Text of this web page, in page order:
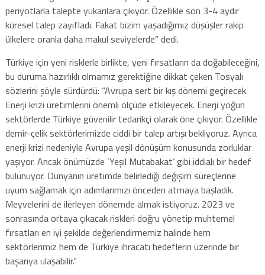
periyotlarla talepte yukarılara çıkıyor. Özellikle son 3-4 aydır
küresel talep zayıfladı. Fakat bizim yaşadığımız düşüşler rakip
ülkelere oranla daha makul seviyelerde” dedi.
Türkiye için yeni risklerle birlikte, yeni fırsatların da doğabileceğini,
bu duruma hazırlıklı olmamız gerektiğine dikkat çeken Tosyalı
sözlerini şöyle sürdürdü: “Avrupa sert bir kış dönemi geçirecek.
Enerji krizi üretimlerini önemli ölçüde etkileyecek. Enerji yoğun
sektörlerde Türkiye güvenilir tedarikçi olarak öne çıkıyor. Özellikle
demir-çelik sektörlerimizde ciddi bir talep artışı bekliyoruz. Ayrıca
enerji krizi nedeniyle Avrupa yeşil dönüşüm konusunda zorluklar
yaşıyor. Ancak önümüzde ‘Yeşil Mutabakat’ gibi iddialı bir hedef
bulunuyor. Dünyanın üretimde belirlediği değişim süreçlerine
uyum sağlamak için adımlarımızı önceden atmaya başladık.
Meyvelerini de ilerleyen dönemde almak istiyoruz. 2023 ve
sonrasında ortaya çıkacak riskleri doğru yönetip muhtemel
fırsatları en iyi şekilde değerlendirmemiz halinde hem
sektörlerimiz hem de Türkiye ihracatı hedeflerin üzerinde bir
başarıya ulaşabilir.”